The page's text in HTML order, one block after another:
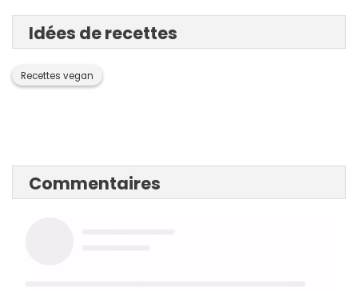
Idées de recettes
Recettes vegan
Commentaires